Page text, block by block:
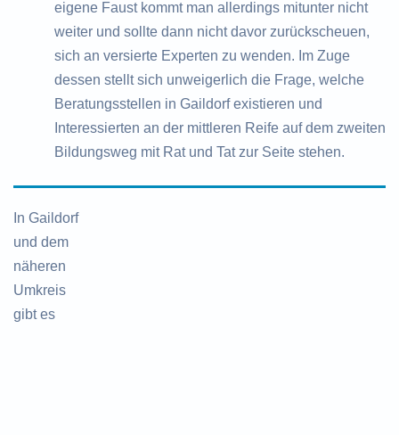
eigene Faust kommt man allerdings mitunter nicht
weiter und sollte dann nicht davor zurückscheuen,
sich an versierte Experten zu wenden. Im Zuge
dessen stellt sich unweigerlich die Frage, welche
Beratungsstellen in Gaildorf existieren und
Interessierten an der mittleren Reife auf dem zweiten
Bildungsweg mit Rat und Tat zur Seite stehen.
In Gaildorf
und dem
näheren
Umkreis
gibt es